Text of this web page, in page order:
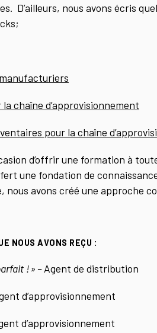
D’ailleurs, nous avons écris
chaîne d’approvisionnement
pour la chaîne
d’offrir une formation à
une fondation de
nous avons créé une approche
NOUS AVONS REÇU :
! » –Agent de distribution
d’approvisionnement
d’approvisionnement